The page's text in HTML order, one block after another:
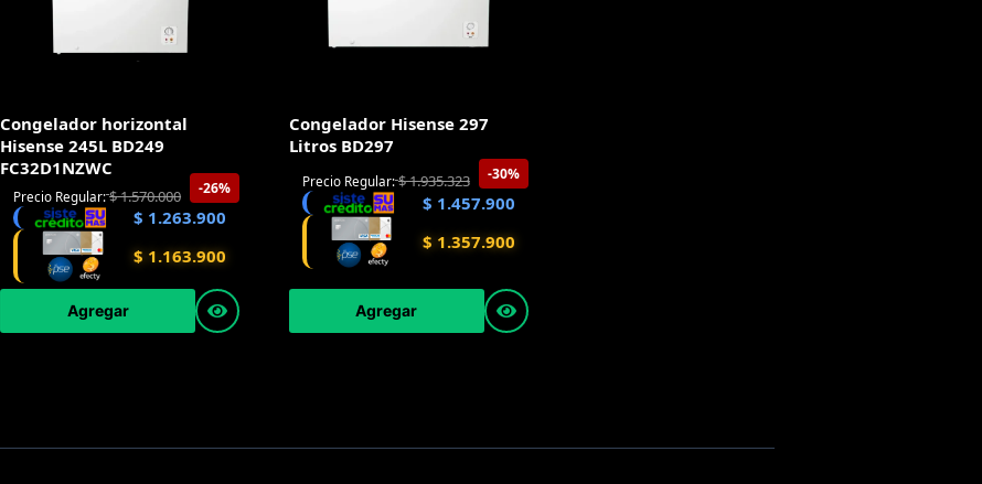
Congelador horizontal
Hisense 245L BD249
FC32D1NZWC
-26%
Precio Regular:$1.570.000
$ 1.263.900
$ 1.163.900
Agregar
Congelador Hisense 297
Litros BD297
-30%
Precio Regular:$1.935.323
$ 1.457.900
$ 1.357.900
Agregar